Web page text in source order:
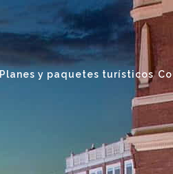
Planes y paquetes turísticos